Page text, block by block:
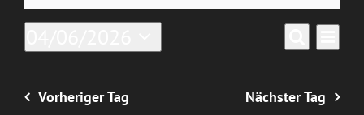
Suche
Suche
Datum
Vorheriger Tag Nächster Tag